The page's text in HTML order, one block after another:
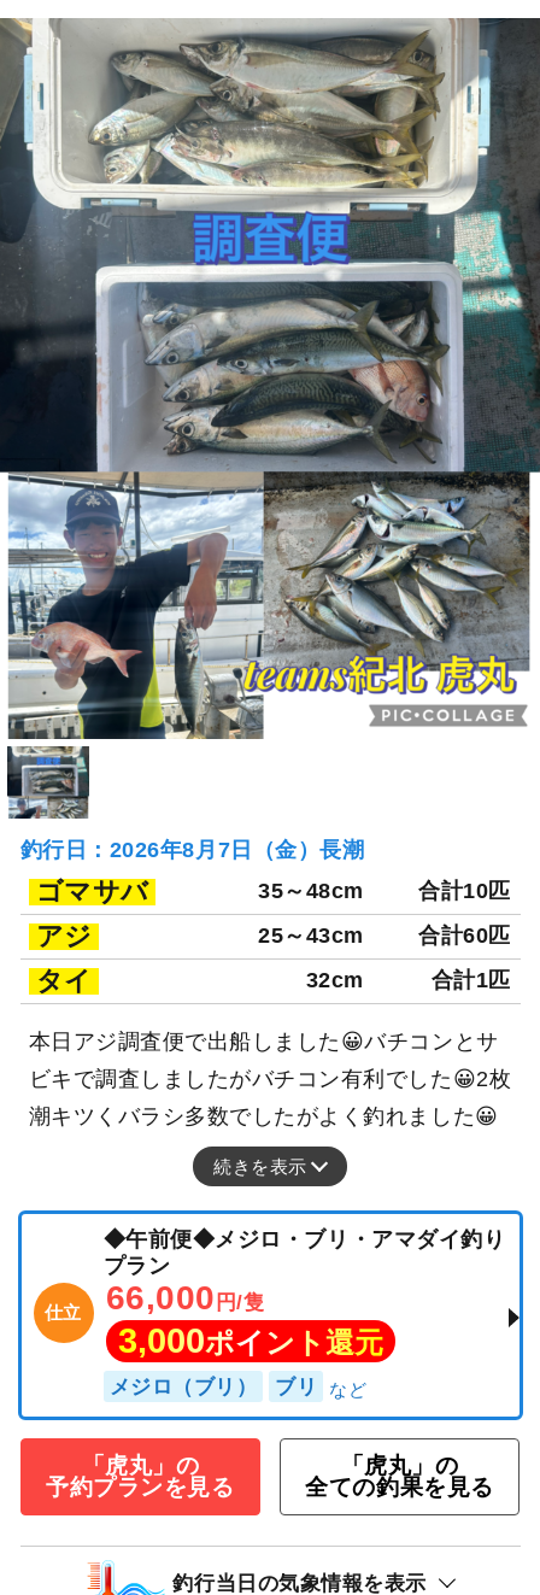
釣行日：2026年8月7日（金）長潮
ゴマサバ 35～48cm 合計10匹
アジ 25～43cm 合計60匹
タイ 32cm 合計1匹
本日アジ調査便で出船しました😀バチコンとサ
ビキで調査しましたがバチコン有利でした😀2枚
潮キツくバラシ多数でしたがよく釣れました😀
続きを表示
仕立
◆午前便◆メジロ・ブリ・アマダイ釣り
プラン
66,000 円/隻
3,000ポイント還元
メジロ（ブリ） ブリ
「虎丸」の
予約プランを見る
「虎丸」の
全ての釣果を見る
釣行当日の気象情報を表示